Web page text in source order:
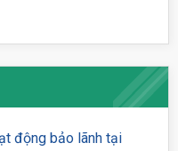
động bảo lãnh tại